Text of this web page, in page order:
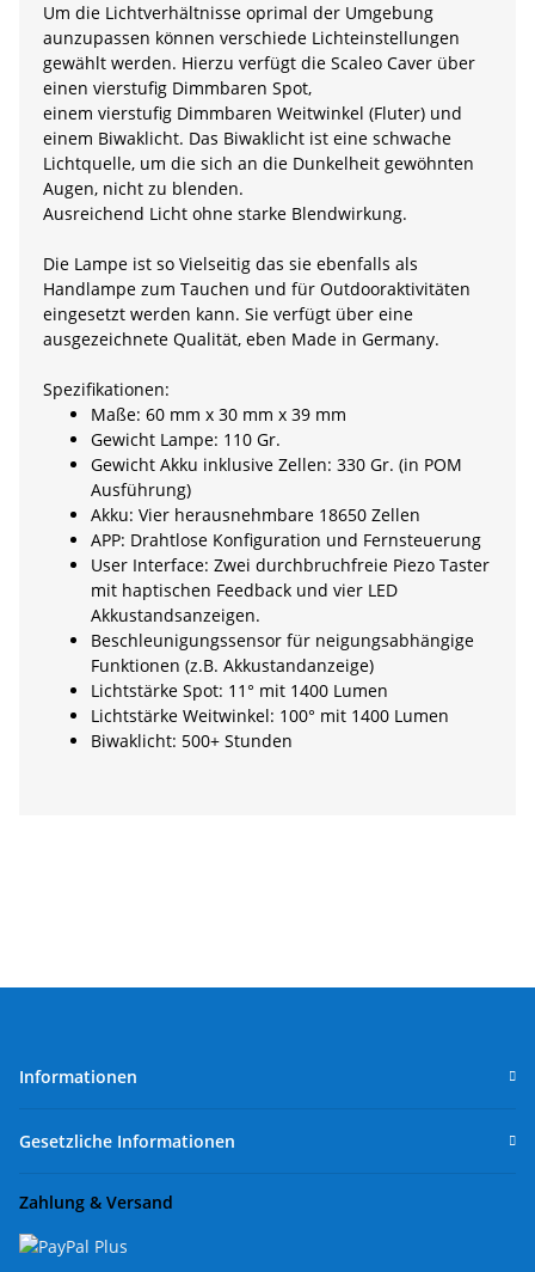
Um die Lichtverhältnisse oprimal der Umgebung
aunzupassen können verschiede Lichteinstellungen
gewählt werden. Hierzu verfügt die Scaleo Caver über
einen vierstufig Dimmbaren Spot,
einem vierstufig Dimmbaren Weitwinkel (Fluter) und
einem Biwaklicht. Das Biwaklicht ist eine schwache
Lichtquelle, um die sich an die Dunkelheit gewöhnten
Augen, nicht zu blenden.
Ausreichend Licht ohne starke Blendwirkung.
Die Lampe ist so Vielseitig das sie ebenfalls als
Handlampe zum Tauchen und für Outdooraktivitäten
eingesetzt werden kann. Sie verfügt über eine
ausgezeichnete Qualität, eben Made in Germany.
Spezifikationen:
Maße: 60 mm x 30 mm x 39 mm
Gewicht Lampe: 110 Gr.
Gewicht Akku inklusive Zellen: 330 Gr. (in POM
Ausführung)
Akku: Vier herausnehmbare 18650 Zellen
APP: Drahtlose Konfiguration und Fernsteuerung
User Interface: Zwei durchbruchfreie Piezo Taster
mit haptischen Feedback und vier LED
Akkustandsanzeigen.
Beschleunigungssensor für neigungsabhängige
Funktionen (z.B. Akkustandanzeige)
Lichtstärke Spot: 11° mit 1400 Lumen
Lichtstärke Weitwinkel: 100° mit 1400 Lumen
Biwaklicht: 500+ Stunden
Informationen
Gesetzliche Informationen
Zahlung & Versand